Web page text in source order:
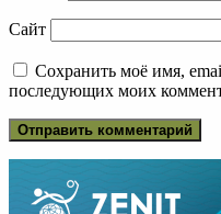
Сайт
Сохранить моё имя,
последующих моих